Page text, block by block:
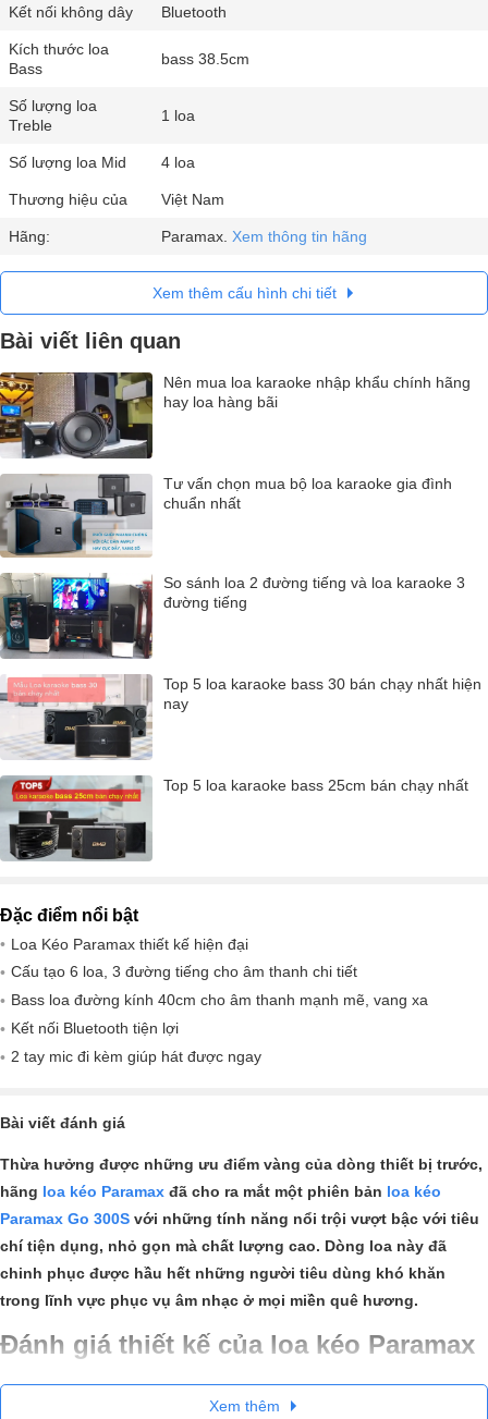
Kết nối không dây Bluetooth
Kích thước loa
Bass
bass 38.5cm
Số lượng loa
Treble
1 loa
Số lượng loa Mid 4 loa
Thương hiệu của Việt Nam
Hãng: Paramax. Xem thông tin hãng
Xem thêm cấu hình chi tiết
Bài viết liên quan
Nên mua loa karaoke nhập khẩu chính hãng
hay loa hàng bãi
Tư vấn chọn mua bộ loa karaoke gia đình
chuẩn nhất
So sánh loa 2 đường tiếng và loa karaoke 3
đường tiếng
Top 5 loa karaoke bass 30 bán chạy nhất hiện
nay
Top 5 loa karaoke bass 25cm bán chạy nhất
Đặc điểm nổi bật
Loa Kéo Paramax thiết kế hiện đại
Cấu tạo 6 loa, 3 đường tiếng cho âm thanh chi tiết
Bass loa đường kính 40cm cho âm thanh mạnh mẽ, vang xa
Kết nối Bluetooth tiện lợi
2 tay mic đi kèm giúp hát được ngay
Bài viết đánh giá
Thừa hưởng được những ưu điểm vàng của dòng thiết bị trước,
hãng loa kéo Paramax đã cho ra mắt một phiên bản loa kéo
Paramax Go 300S với những tính năng nổi trội vượt bậc với tiêu
chí tiện dụng, nhỏ gọn mà chất lượng cao. Dòng loa này đã
chinh phục được hầu hết những người tiêu dùng khó khăn
trong lĩnh vực phục vụ âm nhạc ở mọi miền quê hương.
Đánh giá thiết kế của loa kéo Paramax
Go 300S
Xem thêm